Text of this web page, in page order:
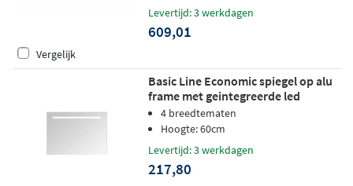
Levertijd: 3 werkdagen
609,01
Vergelijk
Basic Line Economic spiegel op alu
frame met geintegreerde led
verlichting - 60x3cm
4 breedtematen
Hoogte: 60cm
Levertijd: 3 werkdagen
217,80